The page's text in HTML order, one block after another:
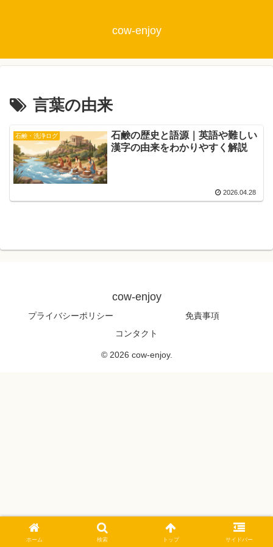
cow-enjoy
言葉の由来
石鹸・洗浄ログ
石鹸の歴史と語源｜英語や難しい
漢字の由来をわかりやすく解説
2026.04.28
cow-enjoy
プライバシーポリシー
免責事項
コンタクト
© 2026 cow-enjoy.
ホーム 検索 トップ サイドバー